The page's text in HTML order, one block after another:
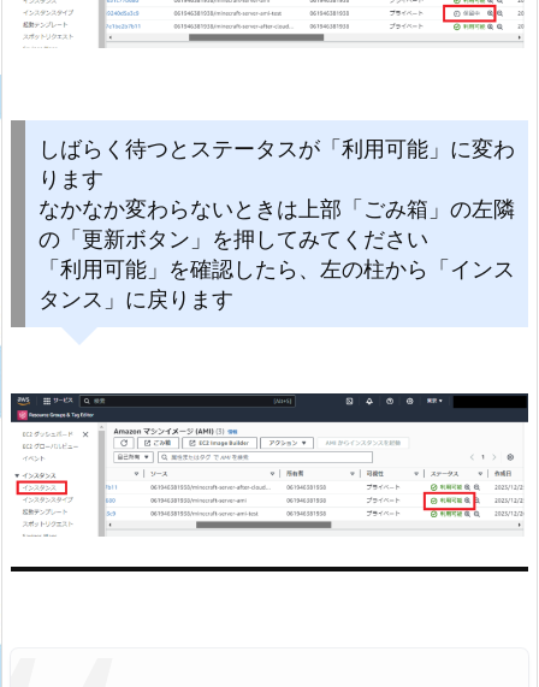
しばらく待つとステータスが「利用可能」に変わ
ります
なかなか変わらないときは上部「ごみ箱」の左隣
の「更新ボタン」を押してみてください
「利用可能」を確認したら、左の柱から「インス
タンス」に戻ります